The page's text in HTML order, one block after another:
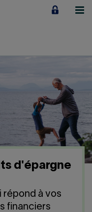
d'épargne
répond à vos
financiers